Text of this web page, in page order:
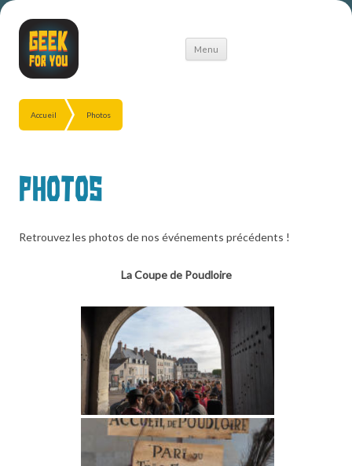
Menu
Aller
Accueil Photos
Photos
Retrouvez les photos de nos événements précédents !
La Coupe de Poudloire